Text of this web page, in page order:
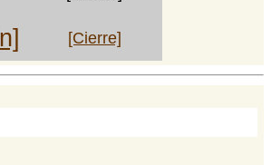
[Cierre]